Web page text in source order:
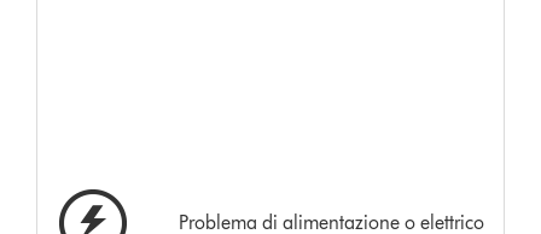
Problema di alimentazione o elettrico